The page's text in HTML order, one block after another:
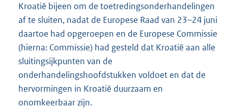
Kroatië bijeen om de toetredingsonderhandelingen
af te sluiten, nadat de Europese Raad van 23–24 juni
daartoe had opgeroepen en de Europese Commissie
(hierna: Commissie) had gesteld dat Kroatië aan alle
sluitingsijkpunten van de
onderhandelingshoofdstukken voldoet en dat de
hervormingen in Kroatië duurzaam en
onomkeerbaar zijn.